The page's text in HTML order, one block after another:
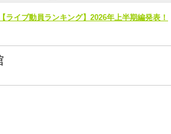
【ライブ動員ランキング】2026年上半期編発表！
ライブ動員ランキング】2026年上半期編発表！